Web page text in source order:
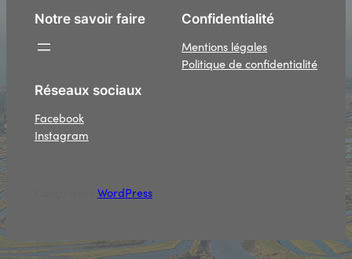
Notre savoir faire
Confidentialité
Mentions légales
Politique de confidentialité
Réseaux sociaux
Facebook
Instagram
WordPress